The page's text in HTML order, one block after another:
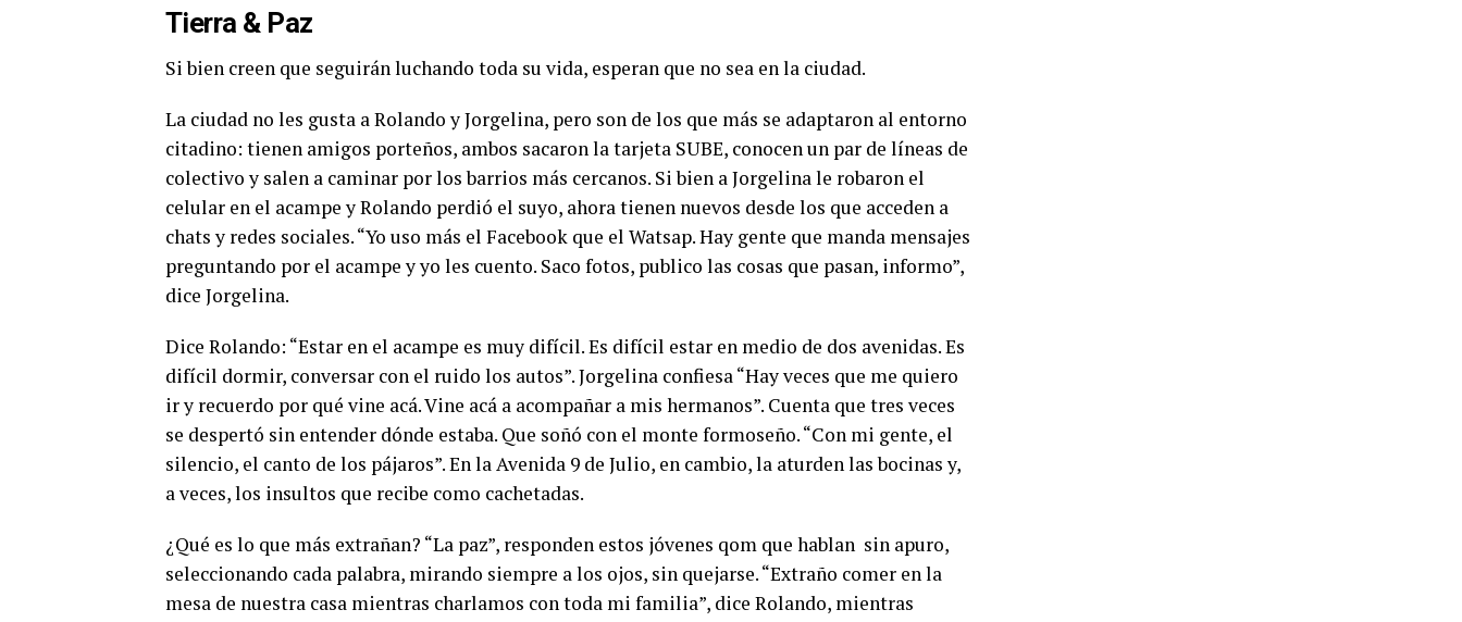
Tierra & Paz
Si bien creen que seguirán luchando toda su vida, esperan que no sea en la ciudad.
La ciudad no les gusta a Rolando y Jorgelina, pero son de los que más se adaptaron al entorno
citadino: tienen amigos porteños, ambos sacaron la tarjeta SUBE, conocen un par de líneas de
colectivo y salen a caminar por los barrios más cercanos. Si bien a Jorgelina le robaron el
celular en el acampe y Rolando perdió el suyo, ahora tienen nuevos desde los que acceden a
chats y redes sociales.“Yo uso más el Facebook que el Watsap. Hay gente que manda mensajes
preguntando por el acampe y yo les cuento. Saco fotos, publico las cosas que pasan, informo”,
dice Jorgelina.
Dice Rolando: “Estar en el acampe es muy difícil. Es difícil estar en medio de dos avenidas. Es
difícil dormir, conversar con el ruido los autos”. Jorgelina confiesa “Hay veces que me quiero
ir y recuerdo por qué vine acá. Vine acá a acompañar a mis hermanos”. Cuenta que tres veces
se despertó sin entender dónde estaba. Que soñó con el monte formoseño. “Con mi gente, el
silencio, el canto de los pájaros”. En la Avenida 9 de Julio, en cambio, la aturden las bocinas y,
a veces, los insultos que recibe como cachetadas.
¿Qué es lo que más extrañan? “La paz”, responden estos jóvenes qom que hablan sin apuro,
seleccionando cada palabra, mirando siempre a los ojos, sin quejarse. “Extraño comer en la
mesa de nuestra casa mientras charlamos con toda mi familia”, dice Rolando, mientras